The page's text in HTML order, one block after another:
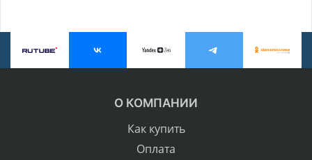
О КОМПАНИИ
Как купить
Оплата